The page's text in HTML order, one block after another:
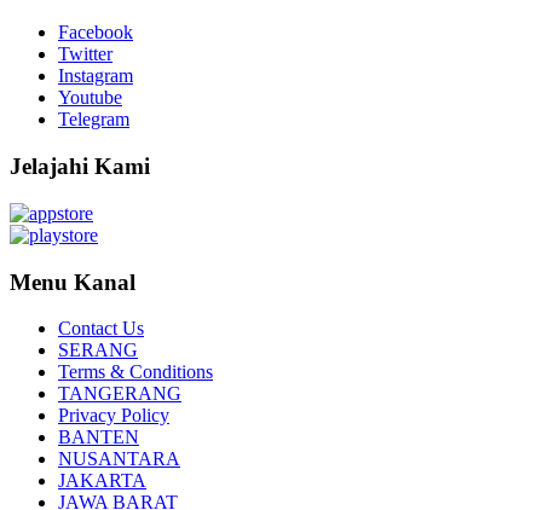
Facebook
Twitter
Instagram
Youtube
Telegram
Jelajahi Kami
Menu Kanal
Contact Us
SERANG
Terms & Conditions
TANGERANG
Privacy Policy
BANTEN
NUSANTARA
JAKARTA
JAWA BARAT